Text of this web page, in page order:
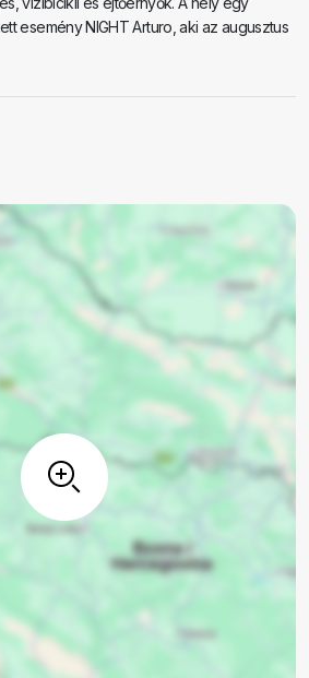
esemény NIGHT Arturo, aki az augusztus